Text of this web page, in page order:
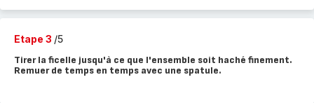
Etape 3 /5
Tirer la ficelle jusqu'à ce que l'ensemble soit haché finement.
Remuer de temps en temps avec une spatule.